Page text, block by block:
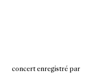
concert enregistré par